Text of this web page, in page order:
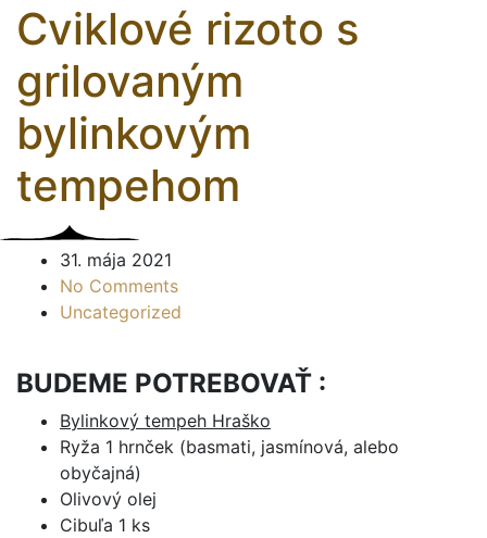
Cviklové rizoto s
grilovaným
bylinkovým
tempehom
31. mája 2021
No Comments
Uncategorized
BUDEME POTREBOVAŤ :
Bylinkový tempeh Hraško
Ryža 1 hrnček (basmati, jasmínová, alebo
obyčajná)
Olivový olej
Cibuľa 1 ks